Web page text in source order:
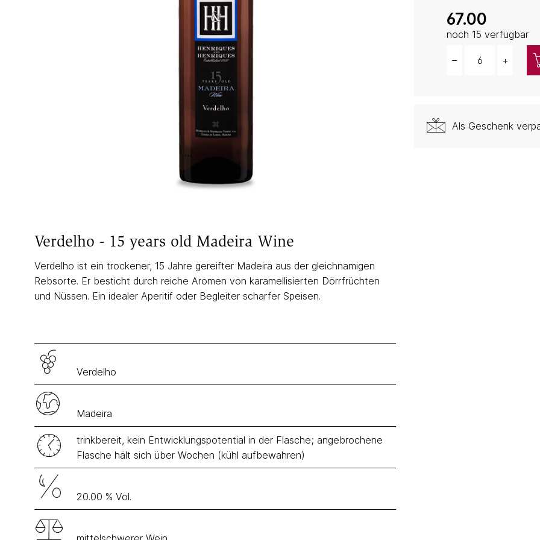
67.00
noch 15 verfügbar
– +
Als Geschenk
Verdelho - 15 years old Madeira Wine
Verdelho ist ein trockener, 15 Jahre gereifter Madeira aus der gleichnamigen
Rebsorte. Er besticht durch reiche Aromen von karamellisierten Dörrfrüchten
und Nüssen. Ein idealer Aperitif oder Begleiter scharfer Speisen.
Verdelho
Madeira
trinkbereit, kein Entwicklungspotential in der Flasche; angebrochene
Flasche hält sich über Wochen (kühl aufbewahren)
20.00 % Vol.